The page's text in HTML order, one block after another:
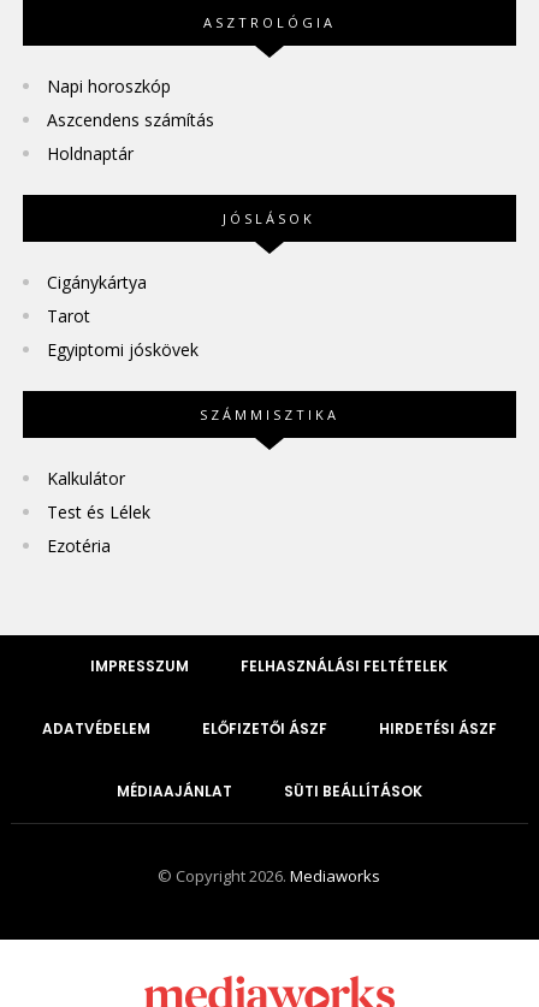
ASZTROLÓGIA
Napi horoszkóp
Aszcendens számítás
Holdnaptár
JÓSLÁSOK
Cigánykártya
Tarot
Egyiptomi jóskövek
SZÁMMISZTIKA
Kalkulátor
Test és Lélek
Ezotéria
IMPRESSZUM FELHASZNÁLÁSI FELTÉTELEK
ADATVÉDELEM ELŐFIZETŐI ÁSZF HIRDETÉSI ÁSZF
MÉDIAAJÁNLAT SÜTI BEÁLLÍTÁSOK
© Copyright 2026.Mediaworks